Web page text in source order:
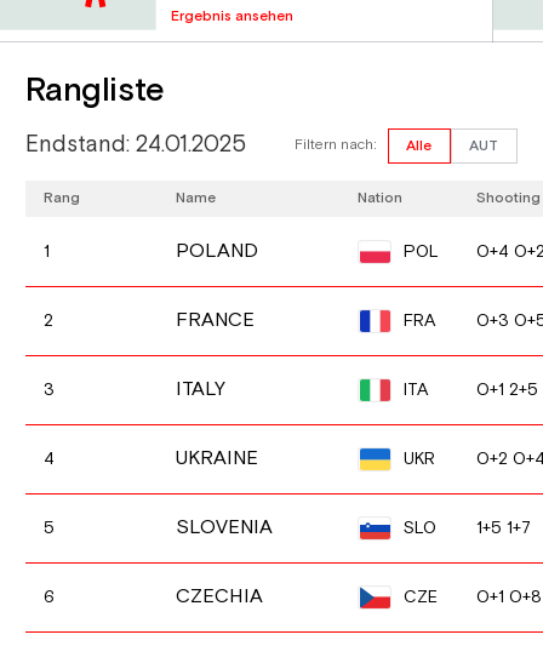
Ergebnis ansehen
Rangliste
Endstand: 24.01.2025 Filtern nach: Alle AUT
Rang Name Nation Shooting
1 POLAND POL 0+4
2 FRANCE FRA 0+3
3 ITALY ITA 0+1 2+5
4 UKRAINE UKR 0+2
5 SLOVENIA SLO 1+5 1+7
6 CZECHIA CZE 0+1 0+8